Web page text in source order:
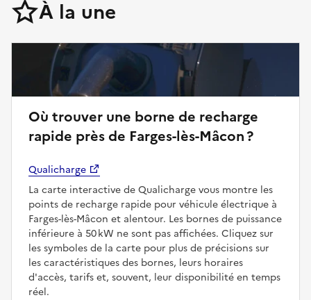
À la une
Où trouver une borne de recharge
rapide près de Farges-lès-Mâcon ?
Qualicharge
La carte interactive de Qualicharge vous montre les
points de recharge rapide pour véhicule électrique à
Farges-lès-Mâcon et alentour. Les bornes de puissance
inférieure à 50 kW ne sont pas affichées. Cliquez sur
les symboles de la carte pour plus de précisions sur
les caractéristiques des bornes, leurs horaires
d'accès, tarifs et, souvent, leur disponibilité en temps
réel.